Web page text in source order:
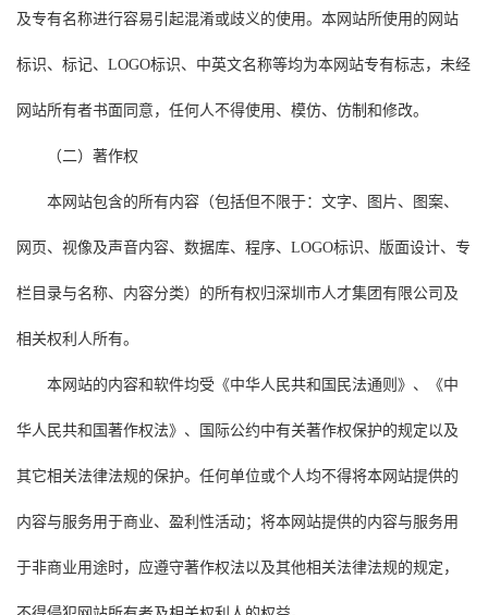
及专有名称进行容易引起混淆或歧义的使用。本网站所使用的网站
标识、标记、LOGO标识、中英文名称等均为本网站专有标志，未经
网站所有者书面同意，任何人不得使用、模仿、仿制和修改。
（二）著作权
本网站包含的所有内容（包括但不限于：文字、图片、图案、
网页、视像及声音内容、数据库、程序、LOGO标识、版面设计、专
栏目录与名称、内容分类）的所有权归深圳市人才集团有限公司及
相关权利人所有。
本网站的内容和软件均受《中华人民共和国民法通则》、《中
华人民共和国著作权法》、国际公约中有关著作权保护的规定以及
其它相关法律法规的保护。任何单位或个人均不得将本网站提供的
内容与服务用于商业、盈利性活动；将本网站提供的内容与服务用
于非商业用途时，应遵守著作权法以及其他相关法律法规的规定，